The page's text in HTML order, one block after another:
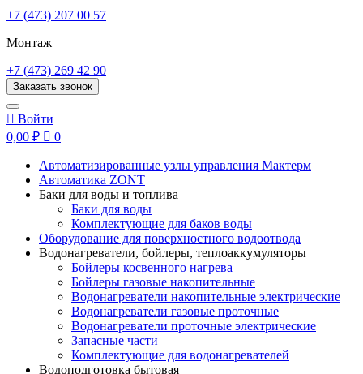
+7 (473) 207 00 57
Монтаж
+7 (473) 269 42 90
Заказать звонок
 Войти
0,00 ₽  0
Автоматизированные узлы управления Мактерм
Автоматика ZONT
Баки для воды и топлива
Баки для воды
Комплектующие для баков воды
Оборудование для поверхностного водоотвода
Водонагреватели, бойлеры, теплоаккумуляторы
Бойлеры косвенного нагрева
Бойлеры газовые накопительные
Водонагреватели накопительные электрические
Водонагреватели газовые проточные
Водонагреватели проточные электрические
Запасные части
Комплектующие для водонагревателей
Водоподготовка бытовая